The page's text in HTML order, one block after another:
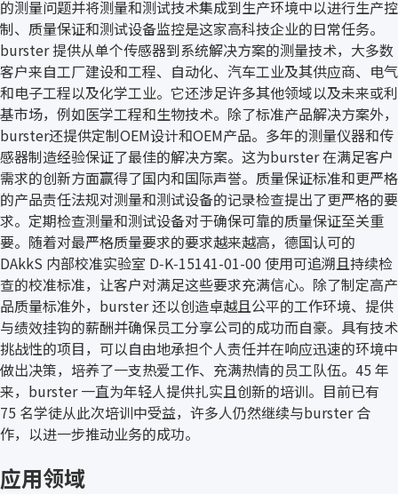
的测量问题并将测量和测试技术集成到生产环境中以进行生产控
制、质量保证和测试设备监控是这家高科技企业的日常任务。
burster 提供从单个传感器到系统解决方案的测量技术，大多数
客户来自工厂建设和工程、自动化、汽车工业及其供应商、电气
和电子工程以及化学工业。它还涉足许多其他领域以及未来或利
基市场，例如医学工程和生物技术。除了标准产品解决方案外，
burster还提供定制OEM设计和OEM产品。多年的测量仪器和传
感器制造经验保证了最佳的解决方案。这为burster 在满足客户
需求的创新方面赢得了国内和国际声誉。质量保证标准和更严格
的产品责任法规对测量和测试设备的记录检查提出了更严格的要
求。定期检查测量和测试设备对于确保可靠的质量保证至关重
要。随着对最严格质量要求的要求越来越高，德国认可的
DAkkS 内部校准实验室 D‑K‑15141-01-00 使用可追溯且持续检
查的校准标准，让客户对满足这些要求充满信心。除了制定高产
品质量标准外，burster 还以创造卓越且公平的工作环境、提供
与绩效挂钩的薪酬并确保员工分享公司的成功而自豪。具有技术
挑战性的项目，可以自由地承担个人责任并在响应迅速的环境中
做出决策，培养了一支热爱工作、充满热情的员工队伍。45 年
来，burster 一直为年轻人提供扎实且创新的培训。目前已有
75 名学徒从此次培训中受益，许多人仍然继续与burster 合
作，以进一步推动业务的成功。
应用领域